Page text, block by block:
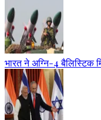
भारत ने अग्नि-4 बैलिस्टिक